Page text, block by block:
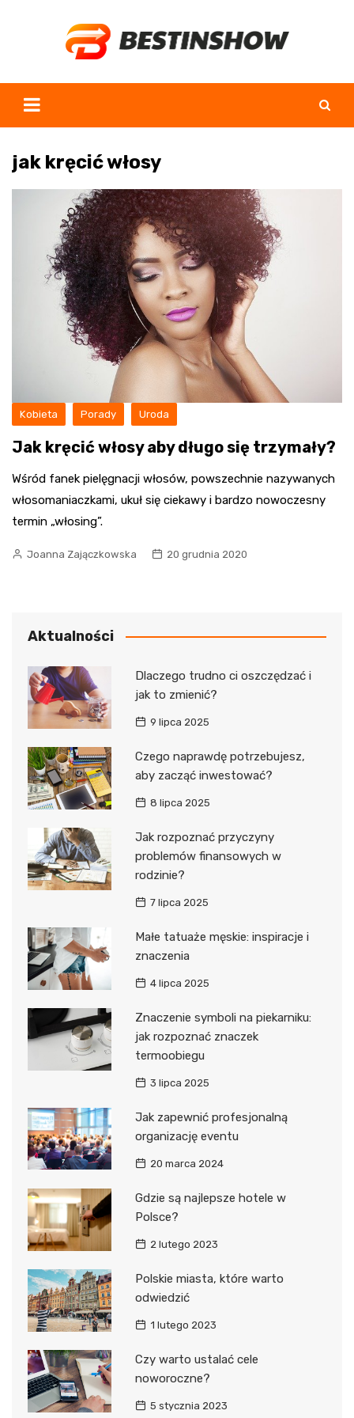
jak kręcić włosy
Kobieta Porady Uroda
Jak kręcić włosy aby długo się trzymały?
Wśród fanek pielęgnacji włosów, powszechnie nazywanych
włosomaniaczkami, ukuł się ciekawy i bardzo nowoczesny
termin „włosing”.
Joanna Zajączkowska 20 grudnia 2020
Aktualności
Dlaczego trudno ci oszczędzać i
jak to zmienić?
9 lipca 2025
Czego naprawdę potrzebujesz,
aby zacząć inwestować?
8 lipca 2025
Jak rozpoznać przyczyny
problemów finansowych w
rodzinie?
7 lipca 2025
Małe tatuaże męskie: inspiracje i
znaczenia
4 lipca 2025
Znaczenie symboli na piekarniku:
jak rozpoznać znaczek
termoobiegu
3 lipca 2025
Jak zapewnić profesjonalną
organizację eventu
20 marca 2024
Gdzie są najlepsze hotele w
Polsce?
2 lutego 2023
Polskie miasta, które warto
odwiedzić
1 lutego 2023
Czy warto ustalać cele
noworoczne?
5 stycznia 2023